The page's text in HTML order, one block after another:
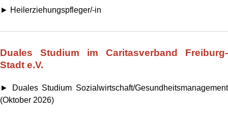
► Heilerziehungspfleger/-in
Duales Studium im Caritasverband Freiburg-
Stadt e.V.
► Duales Studium Sozialwirtschaft/Gesundheitsmanagement
(Oktober 2026)